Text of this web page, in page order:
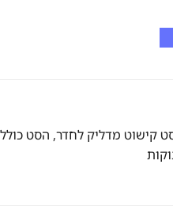
להדבקה בחדר 453 חלקים, סט